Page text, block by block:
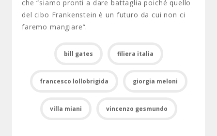
che “siamo pronti a dare battaglia poiché quello
del cibo Frankenstein è un futuro da cui non ci
faremo mangiare”.
bill gates filiera italia
francesco lollobrigida giorgia meloni
villa miani vincenzo gesmundo